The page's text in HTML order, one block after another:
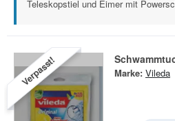
Teleskopstiel und Eimer mit
Verpasst! Marke: Vileda